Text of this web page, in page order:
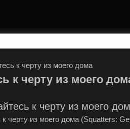
к черту из моего дома
к черту из моего
к черту из моего
черту из моего дома (Squatters: